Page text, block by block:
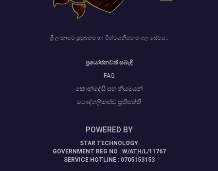
ශ්‍රී ලංකාවේ ප්‍රමුඛතම හා විශ්වසනීයම මංගල සේවය..
ප්‍රයෝජනවත් සබැඳි
FAQ
කොන්දේසි සහ නියමයන්
පෞද්ගලිකත්ව ප්‍රතිපත්ති
POWERED BY
STAR TECHNOLOGY
GOVERNMENT REG NO : W/ATH/L/11767
SERVICE HOTLINE : 0705153153